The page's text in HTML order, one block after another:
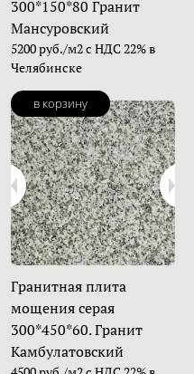
300*150*80 Гранит
Мансуровский
5200 руб./м2 с НДС 22% в
Челябинске
в корзину
Гранитная плита
мощения серая
300*450*60. Гранит
Камбулатовский